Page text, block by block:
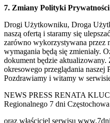
7. Zmiany Polityki Prywatności
Drogi Użytkowniku, Droga
naszą ofertą i staramy się
zarówno wykorzystywana przez
wymagania będą się zmieniały.
dokument będzie aktualizowany.
okresowego przeglądania
Pozdrawiamy i witamy w
NEWS PRESS RENATA
Regionalnego 7 dni Częstochowa
oraz właściciel serwisu